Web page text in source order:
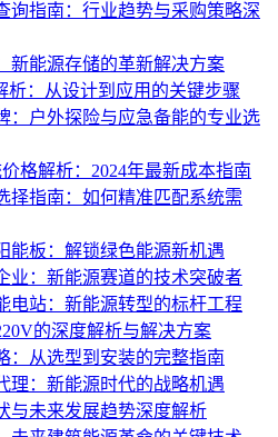
询指南：行业趋势与采购策略深
新能源存储的革新解决方案
析：从设计到应用的关键步骤
：户外探险与应急备能的专业选
格解析：2024年最新成本指南
择指南：如何精准匹配系统需
能板：解锁绿色能源新机遇
业：新能源赛道的技术突破者
电站：新能源转型的标杆工程
的深度解析与解决方案
：从选型到安装的完整指南
理：新能源时代的战略机遇
与未来发展趋势深度解析